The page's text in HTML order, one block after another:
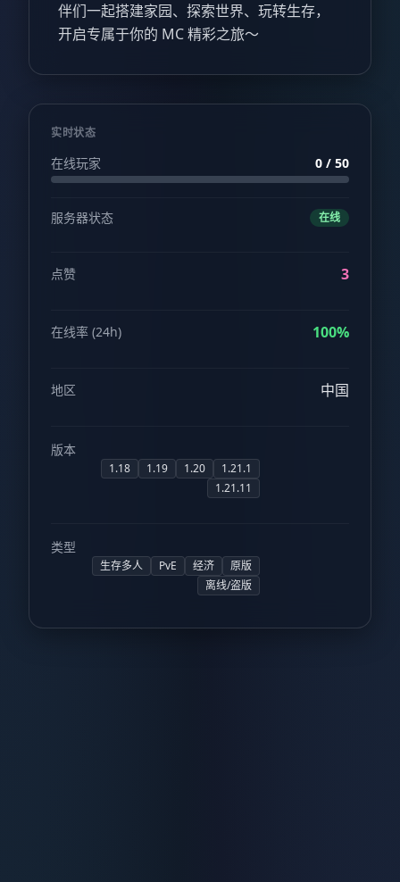
伴们一起搭建家园、探索世界、玩转生存，
开启专属于你的 MC 精彩之旅～
实时状态
在线玩家 0 / 50
服务器状态 在线
点赞 3
在线率 (24h) 100%
地区 中国
版本
1.18 1.19 1.20
1.21.1
1.21.11
类型
生存多人 PvE 经济
原版
离线/盗版